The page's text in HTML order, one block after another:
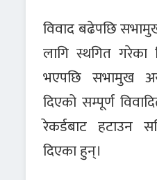
विवाद बढेपछि
लागि स्थगित
भएपछि सभामुख
दिएको सम्पूर्ण
रेकर्डबाट हटाउन
दिएका हुन्।